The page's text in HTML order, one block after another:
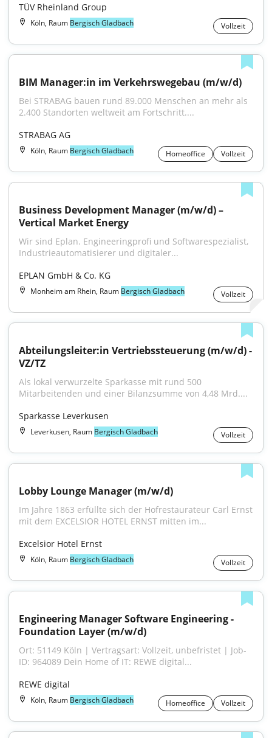
TÜV Rheinland Group
Köln, Raum Bergisch Gladbach Vollzeit
BIM Manager:in im Verkehrswegebau (m/w/d)
Bei STRABAG bauen rund 89.000 Menschen an mehr als
2.400 Standorten weltweit am Fortschritt....
STRABAG AG
Köln, Raum Bergisch Gladbach Homeoffice Vollzeit
Business Development Manager (m/w/d) –
Vertical Market Energy
Wir sind Eplan. Engineeringprofi und Softwarespezialist,
Industrieautomatisierer und digitaler...
EPLAN GmbH & Co. KG
Monheim am Rhein, Raum Bergisch Gladbach Vollzeit
Abteilungsleiter:in Vertriebssteuerung (m/w/d) -
VZ/TZ
Als lokal verwurzelte Sparkasse mit rund 500
Mitarbeitenden und einer Bilanzsumme von 4,48 Mrd....
Sparkasse Leverkusen
Leverkusen, Raum Bergisch Gladbach Vollzeit
Lobby Lounge Manager (m/w/d)
Im Jahre 1863 erfüllte sich der Hofrestaurateur Carl Ernst
mit dem EXCELSIOR HOTEL ERNST mitten im...
Excelsior Hotel Ernst
Köln, Raum Bergisch Gladbach Vollzeit
Engineering Manager Software Engineering -
Foundation Layer (m/w/d)
Ort: 51149 Köln | Vertragsart: Vollzeit, unbefristet | Job-
ID: 964089 Dein Home of IT: REWE digital...
REWE digital
Köln, Raum Bergisch Gladbach Homeoffice Vollzeit